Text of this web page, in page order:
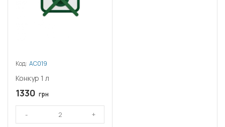
Код: АС019
Конкур 1 л
1330 грн